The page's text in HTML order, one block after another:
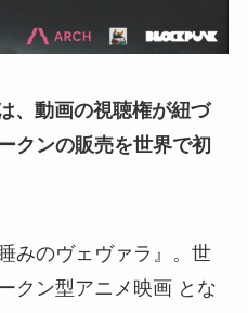
、動画の視聴権が紐づ
クンの販売を世界で初
みのヴェヴァラ』。世
クン型アニメ映画 とな